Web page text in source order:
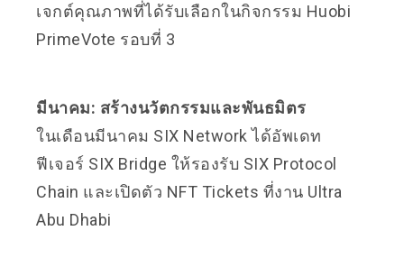
เจกต์คุณภาพที่ได้รับเลือกในกิจกรรม Huobi
PrimeVote รอบที่ 3
มีนาคม: สร้างนวัตกรรมและพันธมิตร
ในเดือนมีนาคม SIX Network ได้อัพเดท
ฟีเจอร์ SIX Bridge ให้รองรับ SIX Protocol
Chain และเปิดตัว NFT Tickets ที่งาน Ultra
Abu Dhabi